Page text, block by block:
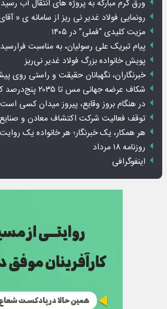
ورق گرم مبارکه به پروژه های انتقال آب رسید
رونمایی فولاد غدیر نی ریز از سامانه ی «
مزیت کلیدی “فملی” در ۱۴۰۵
پیام تبریک علی رسولیان، به مناسبت فرارسیدن ۱۷ مرداد روز
پویش خانواده بزرگ فولاد غدیر نی‌ریز
خبرنگاران، نگهبانان حقیقت و راستی روی
شکاف عرضه جهانی مس تا ۲۰۳۵ پنج‌درصد کاهش می‌یابد
در هنگام بروز وقایع، پیروز میدان کسی
توقف فعالیت شرکت اکتشاف معادن و
هر همکار، یک خبرنگار؛ هر خانواده یک روایت
روزنامه ۱۸ مرداد
اینفوگرافی